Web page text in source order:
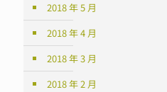
2018 年 5 月
2018 年 4 月
2018 年 3 月
2018 年 2 月